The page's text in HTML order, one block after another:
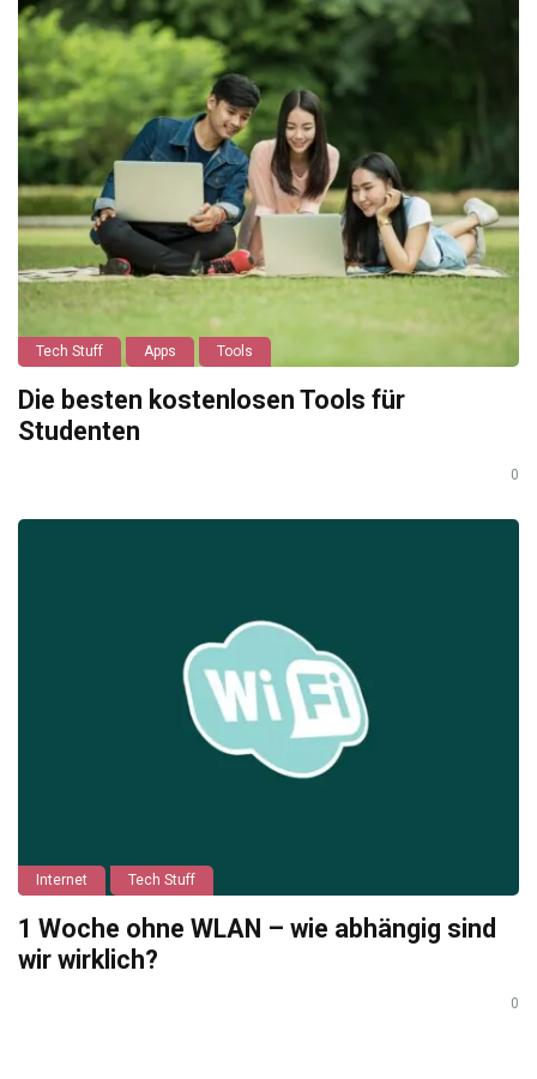
Tech Stuff Apps Tools
Die besten kostenlosen Tools für
Studenten
0
Internet Tech Stuff
1 Woche ohne WLAN – wie abhängig sind
wir wirklich?
0